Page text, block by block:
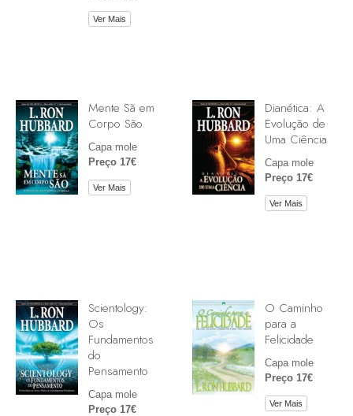
Ver Mais
Mente Sã em
Corpo São
Capa mole
Preço 17€
Ver Mais
Dianética: A
Evolução de
Uma Ciência
Capa mole
Preço 17€
Ver Mais
Scientology:
Os
Fundamentos
do
Pensamento
Capa mole
Preço 17€
O Caminho
para a
Felicidade
Capa mole
Preço 17€
Ver Mais